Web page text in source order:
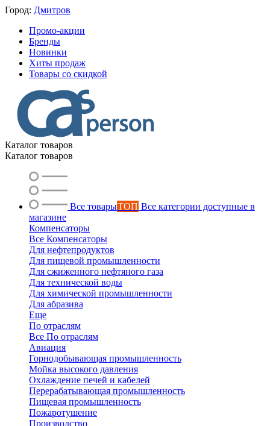
Город: Дмитров
Промо-акции
Бренды
Новинки
Хиты продаж
Товары со скидкой
Каталог товаров
Каталог товаров
Все товарыТОП Все категории доступные в
магазине
Компенсаторы
Все Компенсаторы
Для нефтепродуктов
Для пищевой промышленности
Для сжиженного нефтяного газа
Для технической воды
Для химической промышленности
Для абразива
Еще
По отраслям
Все По отраслям
Авиация
Горнодобывающая промышленность
Мойка высокого давления
Охлаждение печей и кабелей
Перерабатывающая промышленность
Пищевая промышленность
Пожаротушение
Производство